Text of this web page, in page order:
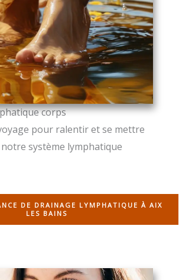
corps
pour ralentir et se mettre
système lymphatique
DE DRAINAGE LYMPHATIQUE À AIX
LES BAINS